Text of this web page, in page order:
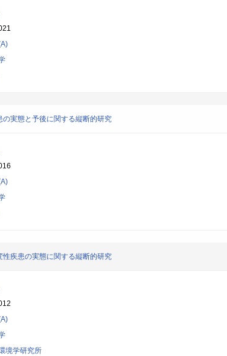
実態と予後に関する縦断的研究
疾患の実態に関する縦断的研究
境学研究所